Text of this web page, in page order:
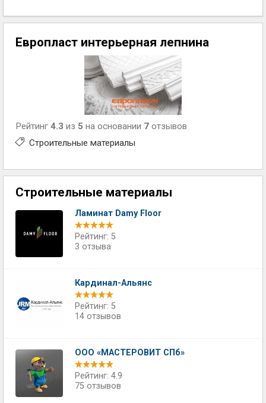
Европласт интерьерная лепнина
Рейтинг 4.3 из 5 на основании 7 отзывов
Строительные материалы
Строительные материалы
Ламинат Damy Floor
Рейтинг: 5
3 отзыва
Кардинал-Альянс
Рейтинг: 5
14 отзывов
ООО «МАСТЕРОВИТ СПб»
Рейтинг: 4.9
75 отзывов